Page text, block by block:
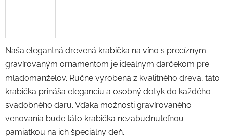
Naša elegantná drevená krabička na víno s precíznym
gravírovaným ornamentom je ideálnym darčekom pre
mladomanželov. Ručne vyrobená z kvalitného dreva, táto
krabička prináša eleganciu a osobný dotyk do každého
svadobného daru. Vďaka možnosti gravírovaného
venovania bude táto krabička nezabudnuteľnou
pamiatkou na ich špeciálny deň.